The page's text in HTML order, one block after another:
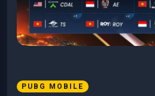
PUBG MOBILE